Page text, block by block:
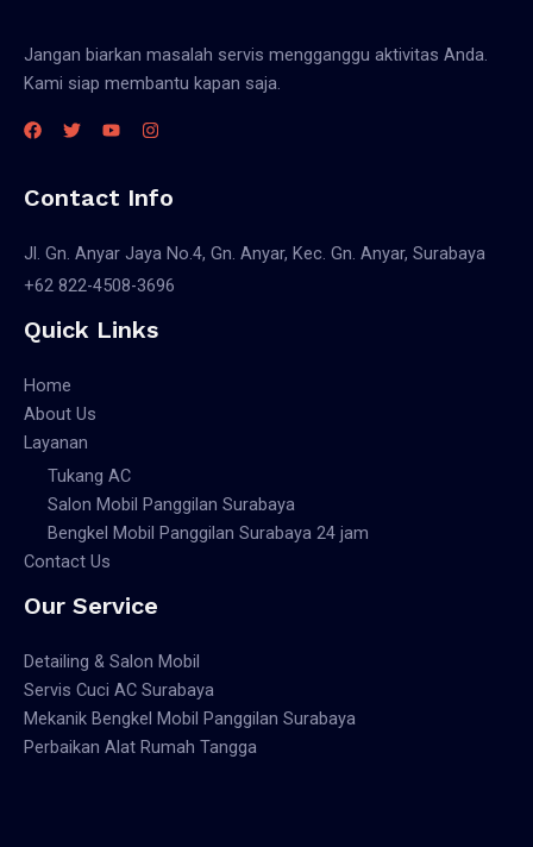
Jangan biarkan masalah servis mengganggu aktivitas Anda.
Kami siap membantu kapan saja.
Contact Info
Jl. Gn. Anyar Jaya No.4, Gn. Anyar, Kec. Gn. Anyar, Surabaya
+62 822-4508-3696
Quick Links
Home
About Us
Layanan
Tukang AC
Salon Mobil Panggilan Surabaya
Bengkel Mobil Panggilan Surabaya 24 jam
Contact Us
Our Service
Detailing & Salon Mobil
Servis Cuci AC Surabaya
Mekanik Bengkel Mobil Panggilan Surabaya
Perbaikan Alat Rumah Tangga